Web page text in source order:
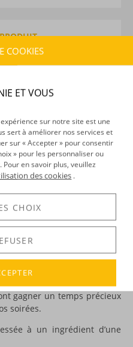
… les punchs Madras prêts à
!
s’est en effet
à boire, d’agréables
gagner un temps précieux
soirées.
à un ingrédient d’une
COOKIES
ET VOUS
sur notre site est une
sert à améliorer nos services et
sur « Accepter » pour consentir
» pour les personnaliser ou
Pour en savoir plus, veuillez
des cookies .
CHOIX